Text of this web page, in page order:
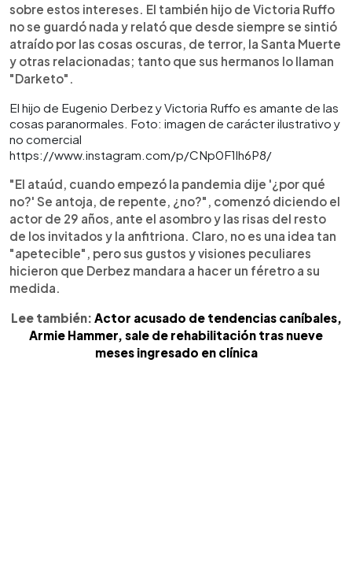
sobre estos intereses. El también hijo de Victoria Ruffo
no se guardó nada y relató que desde siempre se sintió
atraído por las cosas oscuras, de terror, la Santa Muerte
y otras relacionadas; tanto que sus hermanos lo llaman
"Darketo".
El hijo de Eugenio Derbez y Victoria Ruffo es amante de las
cosas paranormales. Foto: imagen de carácter ilustrativo y
no comercial
https://www.instagram.com/p/CNp0F1lh6P8/
"El ataúd, cuando empezó la pandemia dije '¿por qué
no?' Se antoja, de repente, ¿no?", comenzó diciendo el
actor de 29 años, ante el asombro y las risas del resto
de los invitados y la anfitriona. Claro, no es una idea tan
"apetecible", pero sus gustos y visiones peculiares
hicieron que Derbez mandara a hacer un féretro a su
medida.
Lee también: Actor acusado de tendencias caníbales,
Armie Hammer, sale de rehabilitación tras nueve
meses ingresado en clínica